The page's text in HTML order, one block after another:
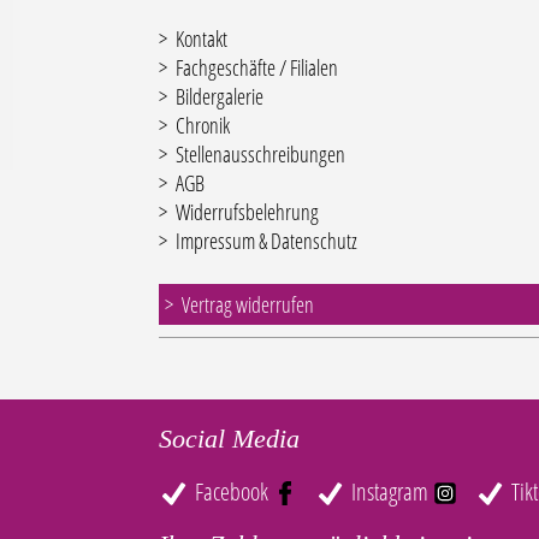
Kontakt
Fachgeschäfte / Filialen
Bildergalerie
Chronik
Stellenausschreibungen
AGB
Widerrufsbelehrung
Impressum & Datenschutz
Vertrag widerrufen
Social Media
Facebook Instagram